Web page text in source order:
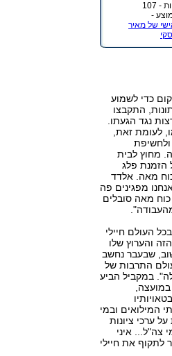
107
-
של מאיר
כדי לשמוע
התקבצו
נגד הגעתו.
לעומת זאת,
מחוץ לבית
הזמנת פלג
מאה. אלדד
מפגינים פה
מאה סובלים
העולם חיילי
והערוץ שלו
שבעבר נחשב
התרבות של
במקביל הביע
במועצה,
המילואים ובמי
ערכי ציונות
צה"ל... איני
לתקוף את חיילי